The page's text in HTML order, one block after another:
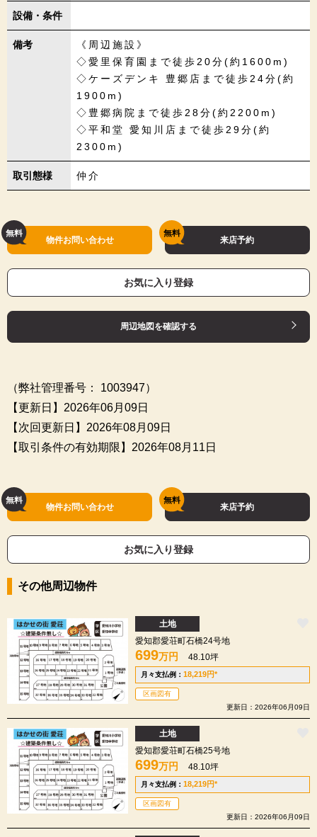
設備・条件
備考
《周辺施設》
◇愛里保育園まで徒歩20分(約1600m)
◇ケーズデンキ 豊郷店まで徒歩24分(約
1900m)
◇豊郷病院まで徒歩28分(約2200m)
◇平和堂 愛知川店まで徒歩29分(約
2300m)
取引態様 仲介
物件お問い合わせ 来店予約
お気に入り登録
周辺地図を確認する
（弊社管理番号： 1003947）
【更新日】2026年06月09日
【次回更新日】2026年08月09日
【取引条件の有効期限】2026年08月11日
物件お問い合わせ 来店予約
お気に入り登録
その他周辺物件
土地
愛知郡愛荘町石橋24号地
699万円 48.10坪
月々支払例：18,219円*
区画図有
更新日：2026年06月09日
土地
愛知郡愛荘町石橋25号地
699万円 48.10坪
月々支払例：18,219円*
区画図有
更新日：2026年06月09日